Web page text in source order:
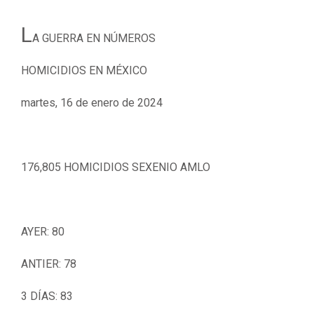
LA GUERRA EN NÚMEROS
HOMICIDIOS EN MÉXICO
martes, 16 de enero de 2024
176,805 HOMICIDIOS SEXENIO AMLO
AYER: 80
ANTIER: 78
3 DÍAS: 83